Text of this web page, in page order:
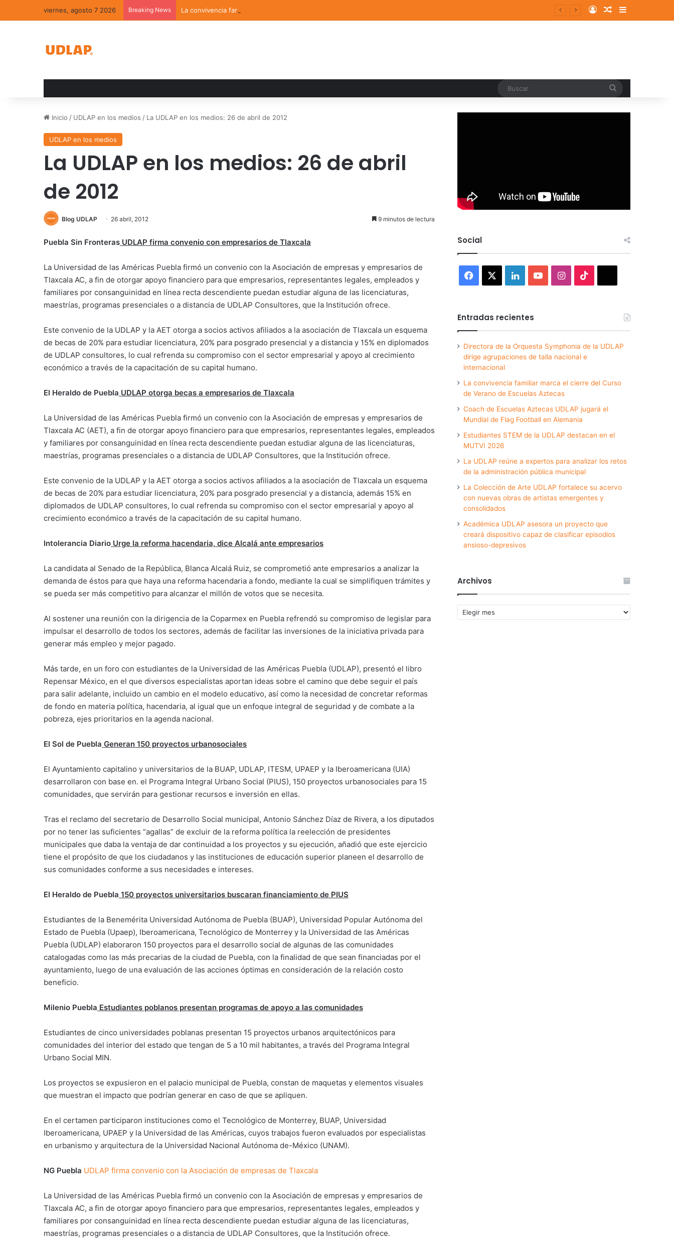
viernes, agosto 7 2026 Breaking News La convivencia familiar marca el cierre del Curso de Verano de Escuelas Aztecas Log InRandom Article
Sidebar
Inicio / UDLAP en los medios / La UDLAP en los medios: 26 de abril de 2012
UDLAP en los medios
La UDLAP en los medios: 26 de abril
de 2012
Blog UDLAP 26 abril, 2012 9 minutos de lectura
Puebla Sin Fronteras UDLAP firma convenio con empresarios de Tlaxcala
La Universidad de las Américas Puebla firmó un convenio con la Asociación de empresas y empresarios de
Tlaxcala AC, a fin de otorgar apoyo financiero para que empresarios, representantes legales, empleados y
familiares por consanguinidad en línea recta descendiente puedan estudiar alguna de las licenciaturas,
maestrías, programas presenciales o a distancia de UDLAP Consultores, que la Institución ofrece.
Este convenio de la UDLAP y la AET otorga a socios activos afiliados a la asociación de Tlaxcala un esquema
de becas de 20% para estudiar licenciatura, 20% para posgrado presencial y a distancia y 15% en diplomados
de UDLAP consultores, lo cual refrenda su compromiso con el sector empresarial y apoyo al crecimiento
económico a través de la capacitación de su capital humano.
El Heraldo de Puebla UDLAP otorga becas a empresarios de Tlaxcala
La Universidad de las Américas Puebla firmó un convenio con la Asociación de empresas y empresarios de
Tlaxcala AC (AET), a fin de otorgar apoyo financiero para que empresarios, representantes legales, empleados
y familiares por consanguinidad en línea recta descendiente puedan estudiar alguna de las licenciaturas,
maestrías, programas presenciales o a distancia de UDLAP Consultores, que la Institución ofrece.
Este convenio de la UDLAP y la AET otorga a socios activos afiliados a la asociación de Tlaxcala un esquema
de becas de 20% para estudiar licenciatura, 20% para posgrado presencial y a distancia, además 15% en
diplomados de UDLAP consultores, lo cual refrenda su compromiso con el sector empresarial y apoyo al
crecimiento económico a través de la capacitación de su capital humano.
Intolerancia Diario Urge la reforma hacendaria, dice Alcalá ante empresarios
La candidata al Senado de la República, Blanca Alcalá Ruiz, se comprometió ante empresarios a analizar la
demanda de éstos para que haya una reforma hacendaria a fondo, mediante la cual se simplifiquen trámites y
se pueda ser más competitivo para alcanzar el millón de votos que se necesita.
Al sostener una reunión con la dirigencia de la Coparmex en Puebla refrendó su compromiso de legislar para
impulsar el desarrollo de todos los sectores, además de facilitar las inversiones de la iniciativa privada para
generar más empleo y mejor pagado.
Más tarde, en un foro con estudiantes de la Universidad de las Américas Puebla (UDLAP), presentó el libro
Repensar México, en el que diversos especialistas aportan ideas sobre el camino que debe seguir el país
para salir adelante, incluido un cambio en el modelo educativo, así como la necesidad de concretar reformas
de fondo en materia política, hacendaria, al igual que un enfoque integral de seguridad y de combate a la
pobreza, ejes prioritarios en la agenda nacional.
El Sol de Puebla Generan 150 proyectos urbanosociales
El Ayuntamiento capitalino y universitarios de la BUAP, UDLAP, ITESM, UPAEP y la Iberoamericana (UIA)
desarrollaron con base en. el Programa Integral Urbano Social (PIUS), 150 proyectos urbanosociales para 15
comunidades, que servirán para gestionar recursos e inversión en ellas.
Tras el reclamo del secretario de Desarrollo Social municipal, Antonio Sánchez Díaz de Rivera, a los diputados
por no tener las suficientes “agallas” de excluir de la reforma política la reelección de presidentes
municipales que daba la ventaja de dar continuidad a los proyectos y su ejecución, añadió que este ejercicio
tiene el propósito de que los ciudadanos y las instituciones de educación superior planeen el desarrollo de
sus comunidades conforme a sus necesidades e intereses.
El Heraldo de Puebla 150 proyectos universitarios buscaran financiamiento de PIUS
Estudiantes de la Benemérita Universidad Autónoma de Puebla (BUAP), Universidad Popular Autónoma del
Estado de Puebla (Upaep), Iberoamericana, Tecnológico de Monterrey y la Universidad de las Américas
Puebla (UDLAP) elaboraron 150 proyectos para el desarrollo social de algunas de las comunidades
catalogadas como las más precarias de la ciudad de Puebla, con la finalidad de que sean financiadas por el
ayuntamiento, luego de una evaluación de las acciones óptimas en consideración de la relación costo
beneficio.
Milenio Puebla Estudiantes poblanos presentan programas de apoyo a las comunidades
Estudiantes de cinco universidades poblanas presentan 15 proyectos urbanos arquitectónicos para
comunidades del interior del estado que tengan de 5 a 10 mil habitantes, a través del Programa Integral
Urbano Social MIN.
Los proyectos se expusieron en el palacio municipal de Puebla, constan de maquetas y elementos visuales
que muestran el impacto que podrían generar en caso de que se apliquen.
En el certamen participaron instituciones como el Tecnológico de Monterrey, BUAP, Universidad
Iberoamericana, UPAEP y la Universidad de las Américas, cuyos trabajos fueron evaluados por especialistas
en urbanismo y arquitectura de la Universidad Nacional Autónoma de-México (UNAM).
NG Puebla UDLAP firma convenio con la Asociación de empresas de Tlaxcala
La Universidad de las Américas Puebla firmó un convenio con la Asociación de empresas y empresarios de
Tlaxcala AC, a fin de otorgar apoyo financiero para que empresarios, representantes legales, empleados y
familiares por consanguinidad en línea recta descendiente puedan estudiar alguna de las licenciaturas,
maestrías, programas presenciales o a distancia de UDLAP Consultores, que la Institución ofrece.
Social
Facebook LinkedInYouTubeInstagram
Entradas recientes
Directora de la Orquesta Symphonia de la UDLAP
dirige agrupaciones de talla nacional e
internacional
La convivencia familiar marca el cierre del Curso
de Verano de Escuelas Aztecas
Coach de Escuelas Aztecas UDLAP jugará el
Mundial de Flag Football en Alemania
Estudiantes STEM de la UDLAP destacan en el
MUTVI 2026
La UDLAP reúne a expertos para analizar los retos
de la administración pública municipal
La Colección de Arte UDLAP fortalece su acervo
con nuevas obras de artistas emergentes y
consolidados
Académica UDLAP asesora un proyecto que
creará dispositivo capaz de clasificar episodios
ansioso-depresivos
Archivos
Archivos